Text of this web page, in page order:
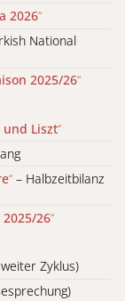
2026“
National
2025/26“
und Liszt“
“ – Halbzeitbilanz
26“
Zyklus)